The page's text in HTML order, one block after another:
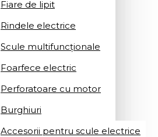
Fiare de lipit
Rindele electrice
Scule multifuncționale
Foarfece electric
Perforatoare cu motor
Burghiuri
Accesorii pentru scule electrice